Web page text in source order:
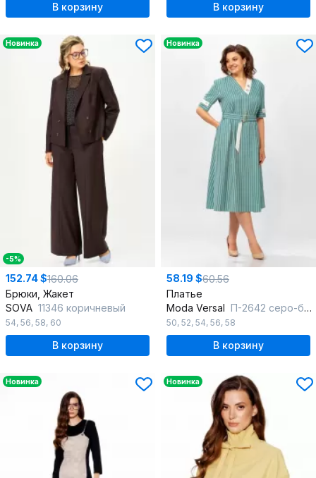
В корзину В корзину
Новинка
-5%
152.74 $160.06
Брюки, Жакет
SOVA 11346 коричневый
54, 56, 58, 60
В корзину
Новинка
58.19 $60.56
Платье
Moda Versal П-2642 серо-бирюзовый
50, 52, 54, 56, 58
В корзину
Новинка Новинка